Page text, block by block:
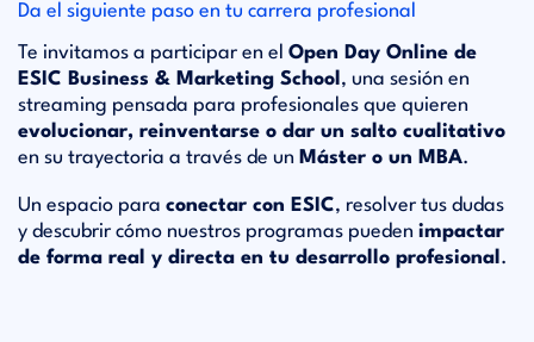
Da el siguiente paso en tu carrera profesional
Te invitamos a participar en el Open Day Online de
ESIC Business & Marketing School , una sesión en
streaming pensada para profesionales que quieren
evolucionar, reinventarse o dar un salto cualitativo
en su trayectoria a través de un Máster o un MBA.
Un espacio para conectar con ESIC, resolver tus dudas
y descubrir cómo nuestros programas pueden impactar
de forma real y directa en tu desarrollo profesional .